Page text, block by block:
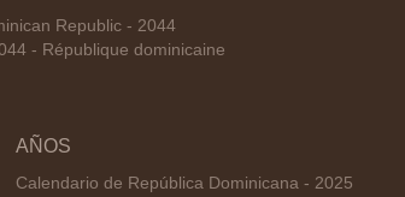
Republic - 2044
- République dominicaine
AÑOS
Calendario de República Dominicana - 2025